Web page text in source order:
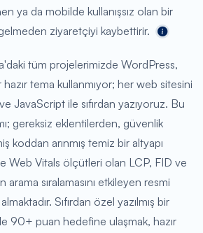
ya da mobilde kullanışsız olan bir
ziyaretçiyi kaybettirir.
tüm projelerimizde WordPress,
tema kullanmıyor; her web sitesini
JavaScript ile sıfırdan yazıyoruz. Bu
gereksiz eklentilerden, güvenlik
koddan arınmış temiz bir altyapı
Web Vitals ölçütleri olan LCP, FID ve
arama sıralamasını etkileyen resmi
Sıfırdan özel yazılmış bir
90+ puan hedefine ulaşmak, hazır